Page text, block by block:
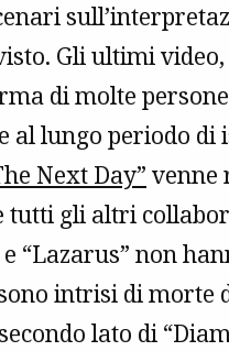
Gli ultimi
di molte
al lungo periodo
Next Day” venne
tutti gli altri
“Lazarus” non
intrisi di morte
lato di